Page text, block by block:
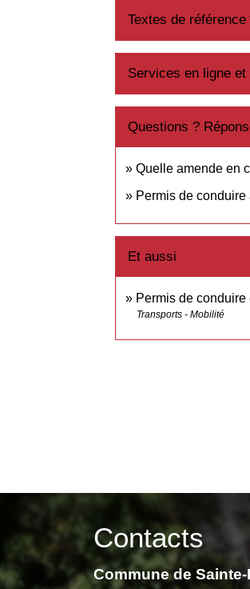
Textes de référence
Services en ligne
Questions ?
Quelle amende en
Permis de
Et aussi
Permis de
Transports - Mobilité
Contacts
Commune de